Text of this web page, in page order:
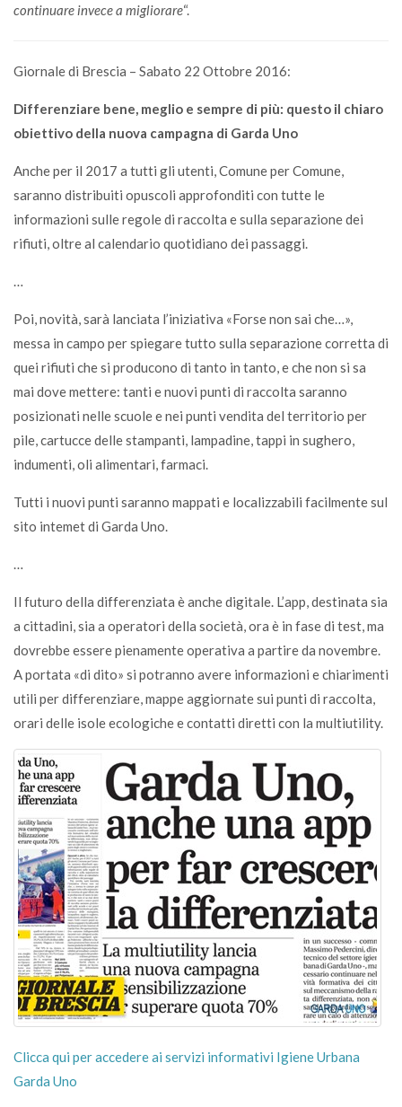
continuare invece a migliorare“.
Giornale di Brescia – Sabato 22 Ottobre 2016:
Differenziare bene, meglio e sempre di più: questo il chiaro
obiettivo della nuova campagna di Garda Uno
Anche per il 2017 a tutti gli utenti, Comune per Comune,
saranno distribuiti opuscoli approfonditi con tutte le
informazioni sulle regole di raccolta e sulla separazione dei
rifiuti, oltre al calendario quotidiano dei passaggi.
…
Poi, novità, sarà lanciata l’iniziativa «Forse non sai che…»,
messa in campo per spiegare tutto sulla separazione corretta di
quei rifiuti che si producono di tanto in tanto, e che non si sa
mai dove mettere: tanti e nuovi punti di raccolta saranno
posizionati nelle scuole e nei punti vendita del territorio per
pile, cartucce delle stampanti, lampadine, tappi in sughero,
indumenti, oli alimentari, farmaci.
Tutti i nuovi punti saranno mappati e localizzabili facilmente sul
sito intemet di Garda Uno.
…
Il futuro della differenziata è anche digitale. L’app, destinata sia
a cittadini, sia a operatori della società, ora è in fase di test, ma
dovrebbe essere pienamente operativa a partire da novembre.
A portata «di dito» si potranno avere informazioni e chiarimenti
utili per differenziare, mappe aggiornate sui punti di raccolta,
orari delle isole ecologiche e contatti diretti con la multiutility.
Clicca qui per accedere ai servizi informativi Igiene Urbana
Garda Uno